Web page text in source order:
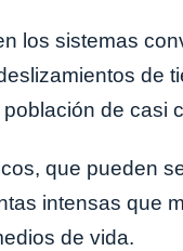
los sistemas
de
de casi
que pueden
intensas que
de vida.